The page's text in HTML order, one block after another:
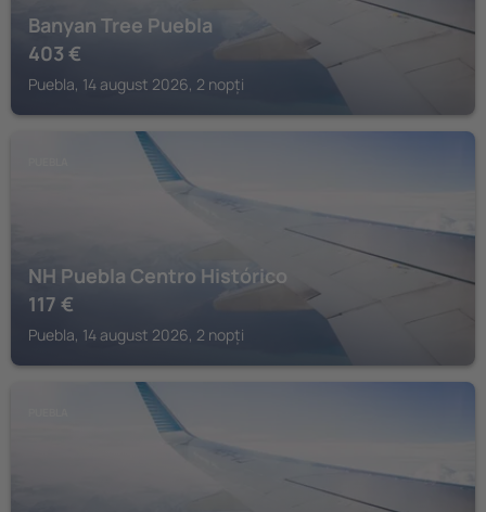
Banyan Tree Puebla
403 €
Puebla, 14 august 2026, 2 nopți
NH Puebla Centro Histórico
117 €
Puebla, 14 august 2026, 2 nopți